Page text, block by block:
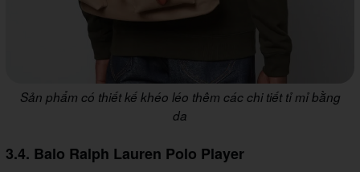
Sản phẩm có thiết kế khéo léo thêm các chi tiết tỉ mỉ bằng
da
3.4. Balo Ralph Lauren Polo Player